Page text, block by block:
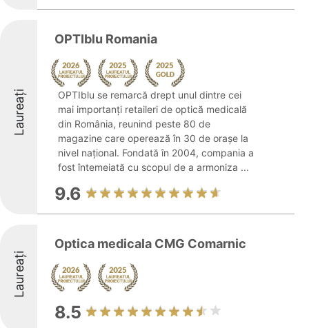
Laureați
OPTIblu Romania
OPTIblu se remarcă drept unul dintre cei
mai importanți retaileri de optică medicală
din România, reunind peste 80 de
magazine care operează în 30 de orașe la
nivel național. Fondată în 2004, compania a
fost întemeiată cu scopul de a armoniza ...
9.6
Laureați
Optica medicala CMG Comarnic
8.5